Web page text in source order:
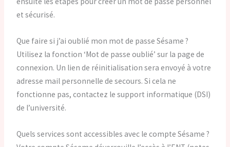
et sécurisé.
Que faire si j’ai oublié mon mot de passe Sésame ?
Utilisez la fonction ‘Mot de passe oublié’ sur la page de
connexion. Un lien de réinitialisation sera envoyé à votre
adresse mail personnelle de secours. Si cela ne
fonctionne pas, contactez le support informatique (DSI)
de l’université.
Quels services sont accessibles avec le compte Sésame ?